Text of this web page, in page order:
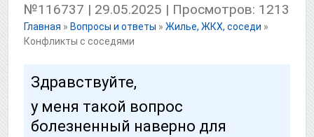
№116737 | 29.05.2025 | Просмотров: 1213
Главная » Вопросы и ответы » Жилье, ЖКХ, соседи »
Конфликты с соседями
Здравствуйте,
у меня такой вопрос
болезненный наверно для